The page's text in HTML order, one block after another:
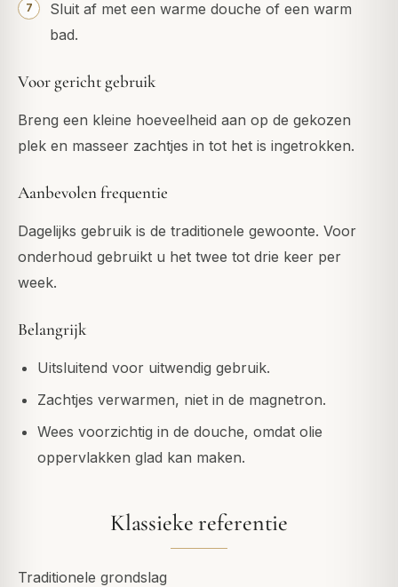
Sluit af met een warme douche of een warm
bad.
Voor gericht gebruik
Breng een kleine hoeveelheid aan op de gekozen
plek en masseer zachtjes in tot het is ingetrokken.
Aanbevolen frequentie
Dagelijks gebruik is de traditionele gewoonte. Voor
onderhoud gebruikt u het twee tot drie keer per
week.
Belangrijk
Uitsluitend voor uitwendig gebruik.
Zachtjes verwarmen, niet in de magnetron.
Wees voorzichtig in de douche, omdat olie
oppervlakken glad kan maken.
Klassieke referentie
Traditionele grondslag